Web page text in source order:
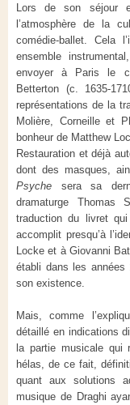
Lors de son séjour
l’atmosphère de la
comédie-ballet. Cela
ensemble
envoyer à Paris le
Betterton (c. 1635-
représentations de la
Molière, Corneille et
bonheur de Matthew
Restauration et déjà
dont des masques,
Psyche sera sa
dramaturge Thomas
traduction du livret
accomplit presqu’à
Locke et à Giovanni
établi dans les
son existence.
Mais, comme
détaillé en indications
la partie musicale qui
hélas, de ce fait,
quant aux solutions
musique de Draghi